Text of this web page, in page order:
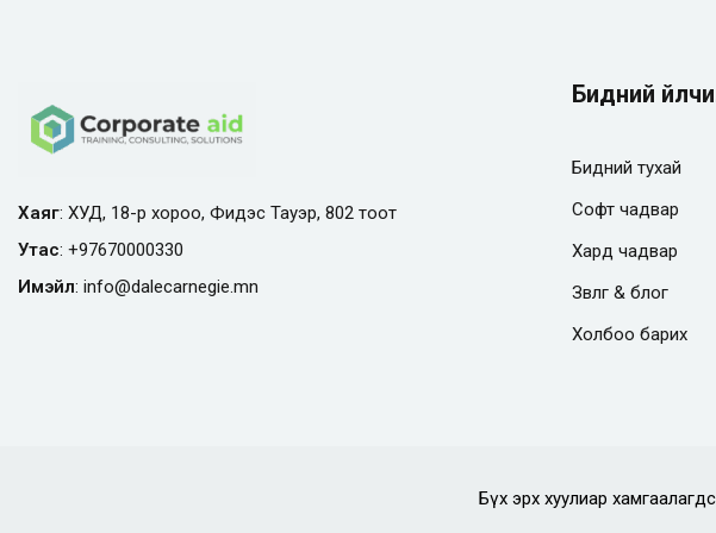
Хаяг: ХУД, 18-р хороо, Фидэс Тауэр, 802 тоот
Утас: +97670000330
Имэйл: info@dalecarnegie.mn
Бидний
Бидний тухай
Софт чадвар
Хард чадвар
Зөвлөгөө & блог
Холбоо барих
Бүх эрх хуулиар